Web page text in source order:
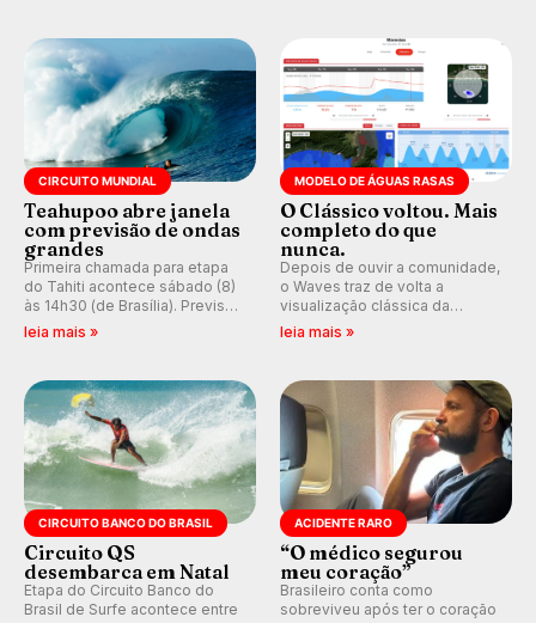
prática em esporte e indústria.
CIRCUITO MUNDIAL
Teahupoo abre janela
com previsão de ondas
grandes
Primeira chamada para etapa
do Tahiti acontece sábado (8)
às 14h30 (de Brasília). Previsão
indica swell consistente.
Kelly Slater convidado.
leia mais »
MODELO DE ÁGUAS RASAS
O Clássico voltou. Mais
completo do que
nunca.
Depois de ouvir a comunidade,
o Waves traz de volta a
visualização clássica da
previsão de águas rasas,
ondas para até 16 dias.
leia mais »
CIRCUITO BANCO DO BRASIL
Circuito QS
desembarca em Natal
Etapa do Circuito Banco do
Brasil de Surfe acontece entre
ACIDENTE RARO
“O médico segurou
meu coração”
Brasileiro conta como
sobreviveu após ter o coração